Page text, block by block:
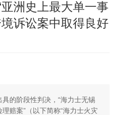
洲史上最大单一事
诉讼案中取得良好
的阶段性判决，“海力士无锡
赔案”（以下简称“海力士火灾